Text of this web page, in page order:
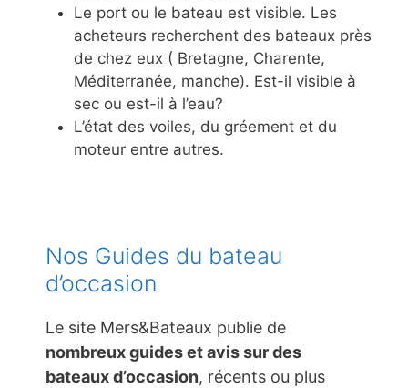
Le port ou le bateau est visible. Les
acheteurs recherchent des bateaux près
de chez eux ( Bretagne, Charente,
Méditerranée, manche). Est-il visible à
sec ou est-il à l’eau?
L’état des voiles, du gréement et du
moteur entre autres.
Nos Guides du bateau
d’occasion
Le site Mers&Bateaux publie de
nombreux guides et avis sur des
bateaux d’occasion, récents ou plus